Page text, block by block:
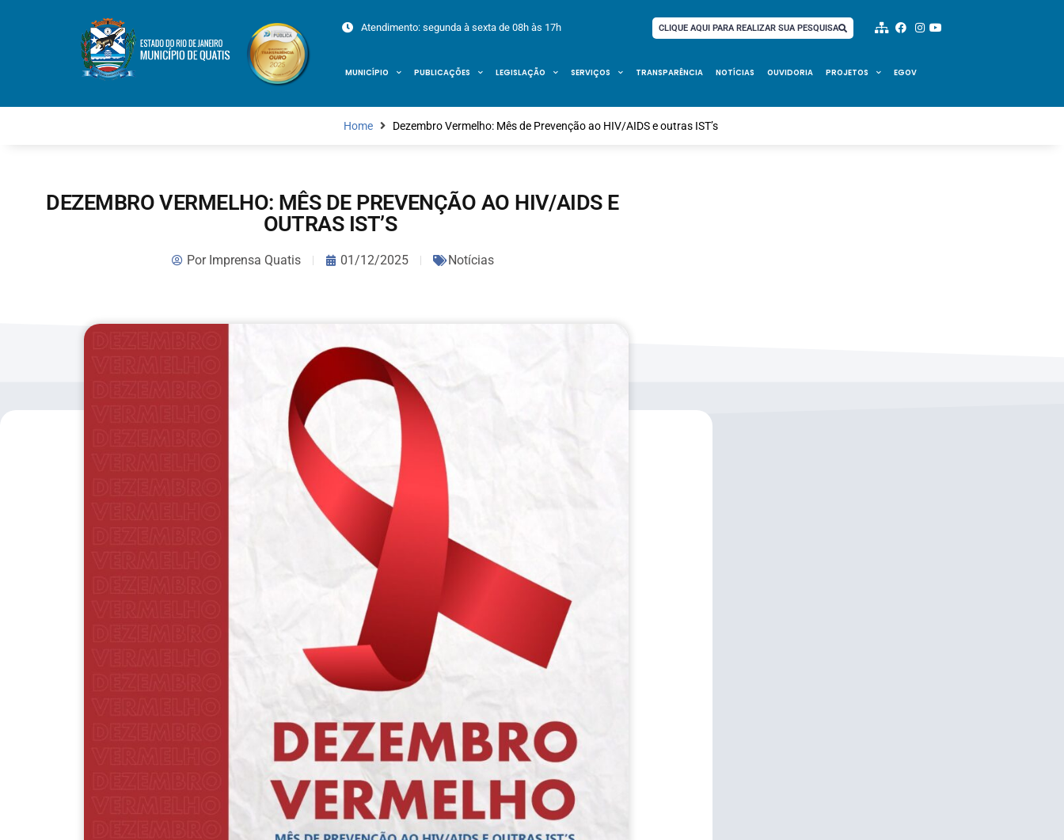
Atendimento: segunda à sexta de 08h às 17h CLIQUE AQUI PARA REALIZAR SUA PESQUISA
MUNICÍPIO PUBLICAÇÕES LEGISLAÇÃO SERVIÇOS TRANSPARÊNCIA NOTÍCIAS OUVIDORIA PROJETOS EGOV
Home Dezembro Vermelho: Mês de Prevenção ao HIV/AIDS e outras IST’s
DEZEMBRO VERMELHO: MÊS DE PREVENÇÃO AO HIV/AIDS E
OUTRAS IST’S
PorImprensa Quatis 01/12/2025 Notícias